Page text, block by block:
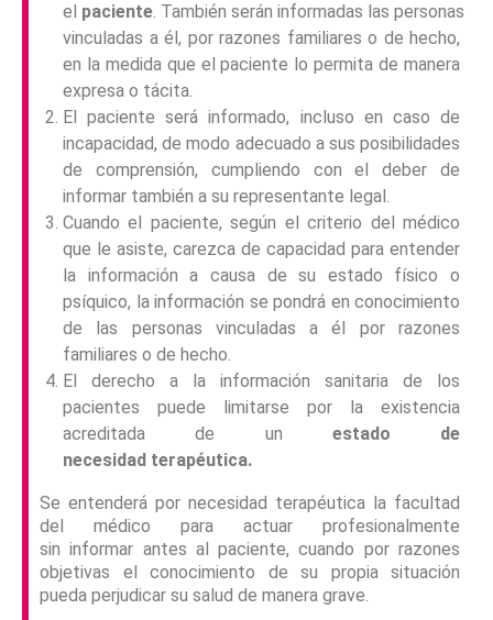
el paciente. También serán informadas las personas
vinculadas a él, por razones familiares o de hecho,
en la medida que el paciente lo permita de manera
expresa o tácita.
El paciente será informado, incluso en caso de
incapacidad, de modo adecuado a sus posibilidades
de comprensión, cumpliendo con el deber de
informar también a su representante legal.
Cuando el paciente, según el criterio del médico
que le asiste, carezca de capacidad para entender
la información a causa de su estado físico o
psíquico, la información se pondrá en conocimiento
de las personas vinculadas a él por razones
familiares o de hecho.
El derecho a la información sanitaria de los
pacientes puede limitarse por la existencia
acreditada de un estado de
necesidad terapéutica.
Se entenderá por necesidad terapéutica la facultad
del médico para actuar profesionalmente
sin informar antes al paciente, cuando por razones
objetivas el conocimiento de su propia situación
pueda perjudicar su salud de manera grave.